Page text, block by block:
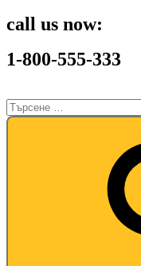
call us now:
1-800-555-333